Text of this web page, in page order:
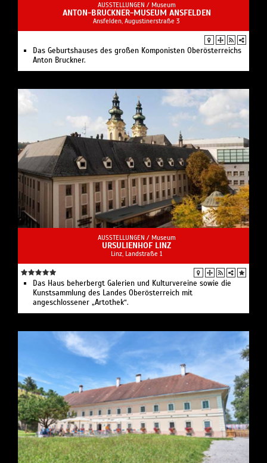
AUSSTELLUNGEN / Museum
ANTON-BRUCKNER-MUSEUM ANSFELDEN
Ansfelden, Augustinerstraße 3
Das Geburtshauses des großen Komponisten Oberösterreichs
Anton Bruckner.
AUSSTELLUNGEN / Museum
URSULIENHOF LINZ
Linz, Landstraße 1
Das Haus beherbergt Galerien und Kulturvereine sowie die
Kunstsammlung des Landes Oberösterreich mit
angeschlossener „Artothek“.